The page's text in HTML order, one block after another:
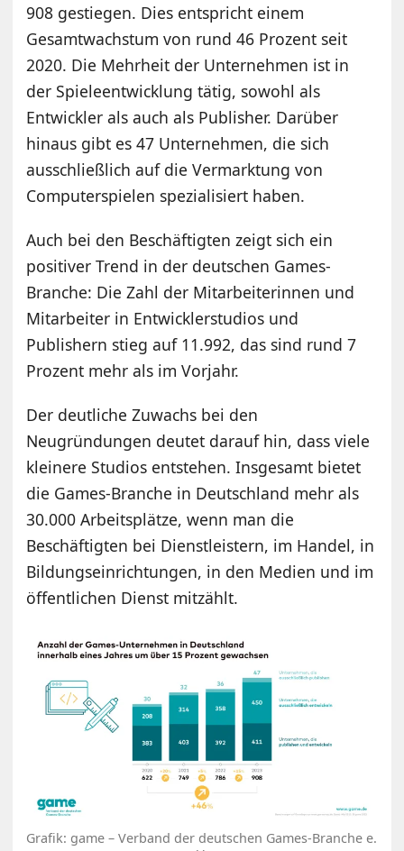
908 gestiegen. Dies entspricht einem
Gesamtwachstum von rund 46 Prozent seit
2020. Die Mehrheit der Unternehmen ist in
der Spieleentwicklung tätig, sowohl als
Entwickler als auch als Publisher. Darüber
hinaus gibt es 47 Unternehmen, die sich
ausschließlich auf die Vermarktung von
Computerspielen spezialisiert haben.
Auch bei den Beschäftigten zeigt sich ein
positiver Trend in der deutschen Games-
Branche: Die Zahl der Mitarbeiterinnen und
Mitarbeiter in Entwicklerstudios und
Publishern stieg auf 11.992, das sind rund 7
Prozent mehr als im Vorjahr.
Der deutliche Zuwachs bei den
Neugründungen deutet darauf hin, dass viele
kleinere Studios entstehen. Insgesamt bietet
die Games-Branche in Deutschland mehr als
30.000 Arbeitsplätze, wenn man die
Beschäftigten bei Dienstleistern, im Handel, in
Bildungseinrichtungen, in den Medien und im
öffentlichen Dienst mitzählt.
Grafik: game – Verband der deutschen Games-Branche e.